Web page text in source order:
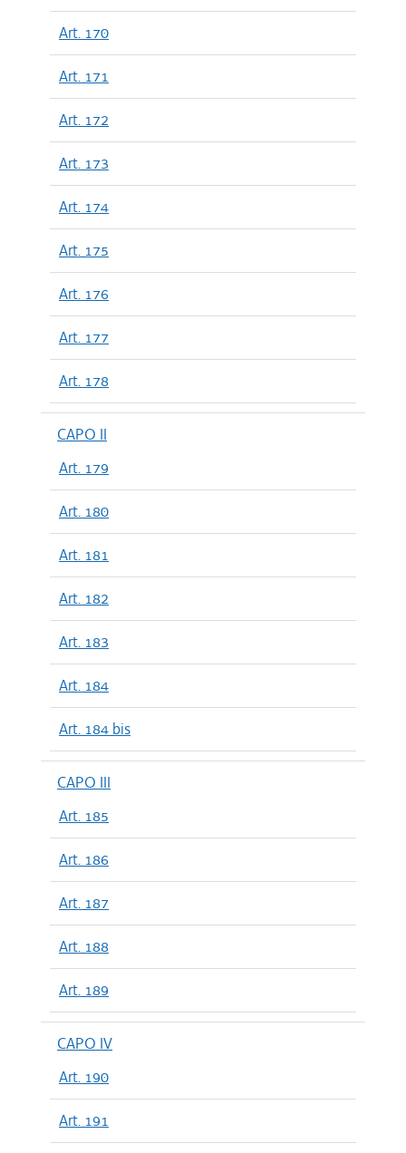
Art. 170
Art. 171
Art. 172
Art. 173
Art. 174
Art. 175
Art. 176
Art. 177
Art. 178
CAPO II
Art. 179
Art. 180
Art. 181
Art. 182
Art. 183
Art. 184
Art. 184 bis
CAPO III
Art. 185
Art. 186
Art. 187
Art. 188
Art. 189
CAPO IV
Art. 190
Art. 191